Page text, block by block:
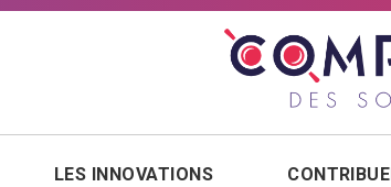
LES INNOVATIONS